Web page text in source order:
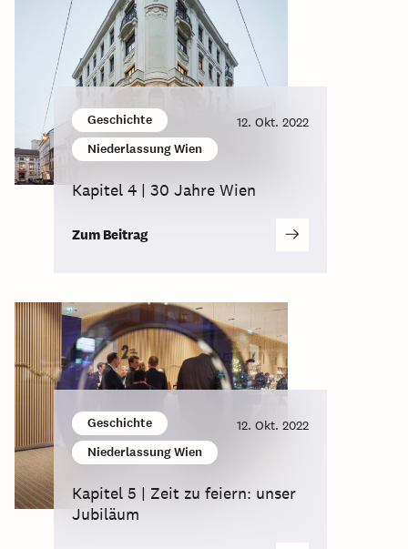
Geschichte
Niederlassung Wien
12. Okt. 2022
Kapitel 4 | 30 Jahre Wien
Zum Beitrag
Geschichte
Niederlassung Wien
12. Okt. 2022
Kapitel 5 | Zeit zu feiern: unser
Jubiläum